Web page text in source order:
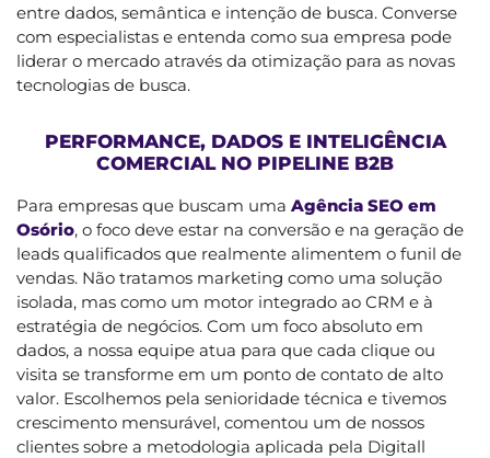
entre dados, semântica e intenção de busca. Converse
com especialistas e entenda como sua empresa pode
liderar o mercado através da otimização para as novas
tecnologias de busca.
PERFORMANCE, DADOS E INTELIGÊNCIA
COMERCIAL NO PIPELINE B2B
Para empresas que buscam uma Agência SEO em
Osório, o foco deve estar na conversão e na geração de
leads qualificados que realmente alimentem o funil de
vendas. Não tratamos marketing como uma solução
isolada, mas como um motor integrado ao CRM e à
estratégia de negócios. Com um foco absoluto em
dados, a nossa equipe atua para que cada clique ou
visita se transforme em um ponto de contato de alto
valor. Escolhemos pela senioridade técnica e tivemos
crescimento mensurável, comentou um de nossos
clientes sobre a metodologia aplicada pela Digitall